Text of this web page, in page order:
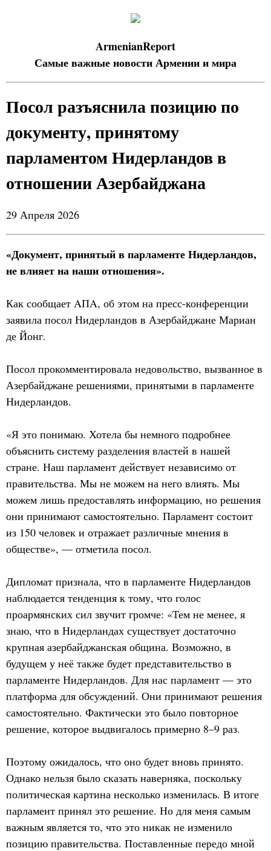
ArmenianReport
Самые важные новости Армении и мира
Посол разъяснила позицию по
документу, принятому
парламентом Нидерландов в
отношении Азербайджана
29 Апреля 2026
«Документ, принятый в парламенте Нидерландов,
не влияет на наши отношения».
Как сообщает AПA, об этом на пресс-конференции
заявила посол Нидерландов в Азербайджане Мариан
де Йонг.
Посол прокомментировала недовольство, вызванное в
Азербайджане решениями, принятыми в парламенте
Нидерландов.
«Я это понимаю. Хотела бы немного подробнее
объяснить систему разделения властей в нашей
стране. Наш парламент действует независимо от
правительства. Мы не можем на него влиять. Мы
можем лишь предоставлять информацию, но решения
они принимают самостоятельно. Парламент состоит
из 150 человек и отражает различные мнения в
обществе», — отметила посол.
Дипломат признала, что в парламенте Нидерландов
наблюдается тенденция к тому, что голос
проармянских сил звучит громче: «Тем не менее, я
знаю, что в Нидерландах существует достаточно
крупная азербайджанская община. Возможно, в
будущем у неё также будет представительство в
парламенте Нидерландов. Для нас парламент — это
платформа для обсуждений. Они принимают решения
самостоятельно. Фактически это было повторное
решение, которое выдвигалось примерно 8–9 раз.
Поэтому ожидалось, что оно будет вновь принято.
Однако нельзя было сказать наверняка, поскольку
политическая картина несколько изменилась. В итоге
парламент принял это решение. Но для меня самым
важным является то, что это никак не изменило
позицию правительства. Поставленные передо мной